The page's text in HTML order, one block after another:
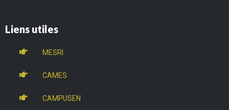
Liens utiles
MESRI
CAMES
CAMPUSEN